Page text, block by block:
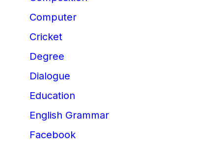
Computer
Cricket
Degree
Dialogue
Education
English Grammar
Facebook